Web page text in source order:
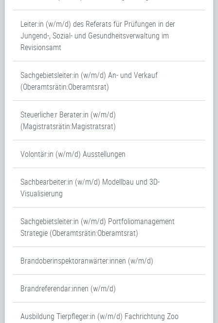
Leiter:in (w/m/d) des Referats für Prüfungen in der
Jungend-, Sozial- und Gesundheitsverwaltung im
Revisionsamt
Sachgebietsleiter:in (w/m/d) An- und Verkauf
(Oberamtsrätin:Oberamtsrat)
Steuerliche:r Berater:in (w/m/d)
(Magistratsrätin:Magistratsrat)
Volontär:in (w/m/d) Ausstellungen
Sachbearbeiter:in (w/m/d) Modellbau und 3D-
Visualisierung
Sachgebietsleiter:in (w/m/d) Portfoliomanagement
Strategie (Oberamtsrätin:Oberamtsrat)
Brandoberinspektoranwärter:innen (w/m/d)
Brandreferendar:innen (w/m/d)
Ausbildung Tierpfleger:in (w/m/d) Fachrichtung Zoo